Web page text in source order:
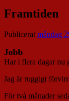
Framtiden
Publiceratmåndag
Jobb
Har i flera dagar nu
Jag är ruggigt
För två månader